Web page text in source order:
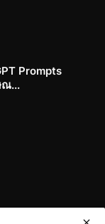
Prompts
ณ...